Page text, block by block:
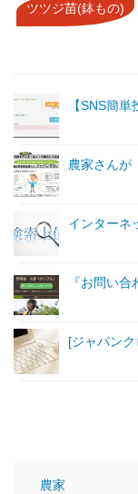
ツツジ苗(鉢もの)
【SNS簡
農家さんが
インターネ
『お問い
[ジャパン
農家